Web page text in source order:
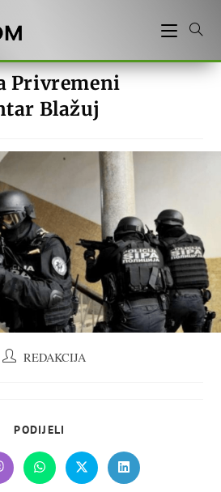
Privremeni
Blažuj
AutorREDAKCIJA
PODIJELI
CONTENT
Opens
in
Opens
in
Opens
in